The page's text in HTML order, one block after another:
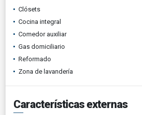
Clósets
Cocina integral
Comedor auxiliar
Gas domiciliario
Reformado
Zona de lavandería
Características externas